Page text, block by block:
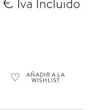
92,93 €
hasta
♡ AÑADIR A LA
WISHLIST